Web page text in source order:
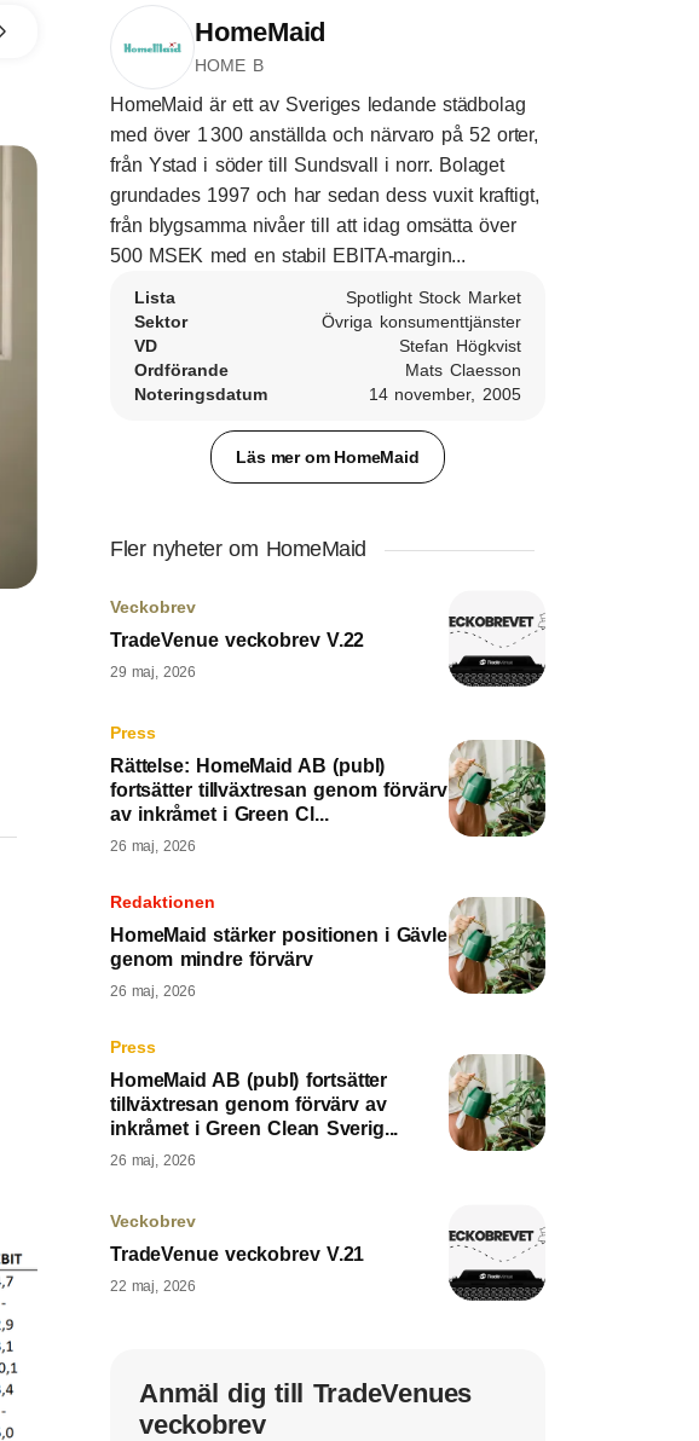
HomeMaid
HOME B
HomeMaid är ett av Sveriges ledande städbolag
med över 1 300 anställda och närvaro på 52 orter,
från Ystad i söder till Sundsvall i norr. Bolaget
grundades 1997 och har sedan dess vuxit kraftigt,
från blygsamma nivåer till att idag omsätta över
500 MSEK med en stabil EBITA-margin...
Lista
Spotlight Stock Market
Sektor
Övriga konsumenttjänster
VD
Stefan Högkvist
Ordförande
Mats Claesson
Noteringsdatum
14 november, 2005
Läs mer om HomeMaid
Fler nyheter om HomeMaid
Veckobrev
TradeVenue veckobrev V.22
29 maj, 2026
Press
Rättelse: HomeMaid AB (publ)
fortsätter tillväxtresan genom förvärv
av inkråmet i Green Cl...
26 maj, 2026
Redaktionen
HomeMaid stärker positionen i Gävle
genom mindre förvärv
26 maj, 2026
Press
HomeMaid AB (publ) fortsätter
tillväxtresan genom förvärv av
inkråmet i Green Clean Sverig...
26 maj, 2026
Veckobrev
TradeVenue veckobrev V.21
22 maj, 2026
Anmäl dig till TradeVenues
veckobrev